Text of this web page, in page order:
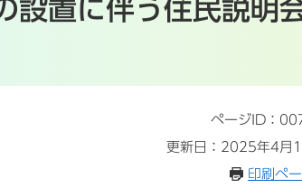
設置に伴う住民説明
ページID：
更新日：2025年4月
印刷ペ